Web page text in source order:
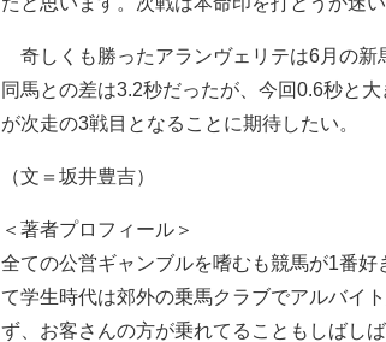
奇しくも勝ったアランヴェリテは6月の新
同馬との差は3.2秒だったが、今回0.6秒と
が次走の3戦目となることに期待したい。
（文＝坂井豊吉）
＜著者プロフィール＞
全ての公営ギャンブルを嗜むも競馬が1番
て学生時代は郊外の乗馬クラブでアルバイ
ず、お客さんの方が乗れてることもしばし